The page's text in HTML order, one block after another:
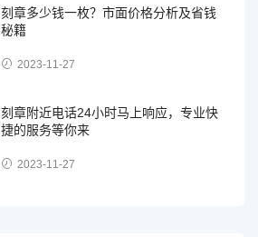
刻章多少钱一枚？市面价格分析及省钱
秘籍
2023-11-27
刻章附近电话24小时马上响应，专业快
捷的服务等你来
2023-11-27